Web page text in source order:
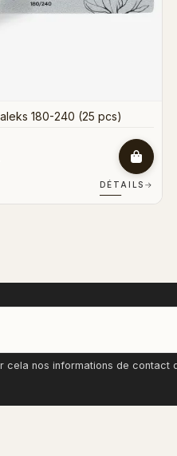
DÉTAILS→
nos informations de contact